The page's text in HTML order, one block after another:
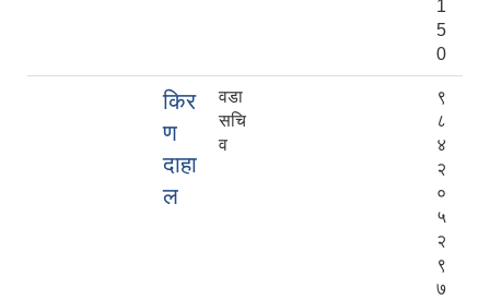
1
5
0
किर
ण
दाहा
ल
वडा
सचि
व
९
८
४
२
०
५
२
९
७